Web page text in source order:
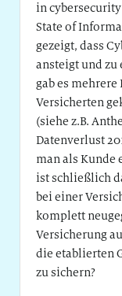
in
State of
gezeigt, dass
ansteigt und
gab es
Versicherten
(siehe z.B.
Datenverlust
man als Kunde
ist schließlich
bei einer
komplett
Versicherung
die etablierten
zu sichern?